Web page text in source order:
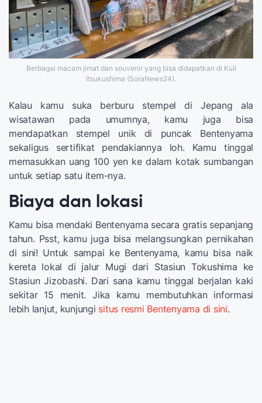
Berbagai macam jimat dan souvenir yang bisa didapatkan di Kuil
Itsukushima (SoraNews24).
Kalau kamu suka berburu stempel di Jepang ala
wisatawan pada umumnya, kamu juga bisa
mendapatkan stempel unik di puncak Bentenyama
sekaligus sertifikat pendakiannya loh. Kamu tinggal
memasukkan uang 100 yen ke dalam kotak sumbangan
untuk setiap satu item-nya.
Biaya dan lokasi
Kamu bisa mendaki Bentenyama secara gratis sepanjang
tahun. Psst, kamu juga bisa melangsungkan pernikahan
di sini! Untuk sampai ke Bentenyama, kamu bisa naik
kereta lokal di jalur Mugi dari Stasiun Tokushima ke
Stasiun Jizobashi. Dari sana kamu tinggal berjalan kaki
sekitar 15 menit. Jika kamu membutuhkan informasi
lebih lanjut, kunjungi situs resmi Bentenyama di sini.